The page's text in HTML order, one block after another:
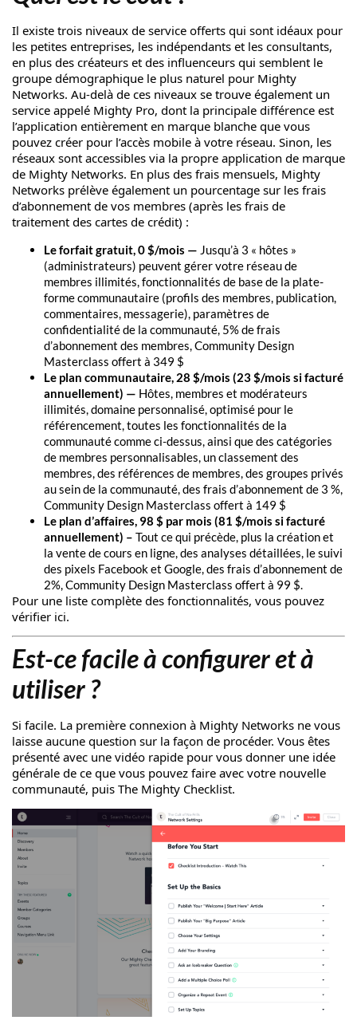
Il existe trois niveaux de service offerts qui sont idéaux pour
les petites entreprises, les indépendants et les consultants,
en plus des créateurs et des influenceurs qui semblent le
groupe démographique le plus naturel pour Mighty
Networks. Au-delà de ces niveaux se trouve également un
service appelé Mighty Pro, dont la principale différence est
l’application entièrement en marque blanche que vous
pouvez créer pour l’accès mobile à votre réseau. Sinon, les
réseaux sont accessibles via la propre application de marque
de Mighty Networks. En plus des frais mensuels, Mighty
Networks prélève également un pourcentage sur les frais
d’abonnement de vos membres (après les frais de
traitement des cartes de crédit) :
Le forfait gratuit, 0 $/mois — Jusqu’à 3 « hôtes »
(administrateurs) peuvent gérer votre réseau de
membres illimités, fonctionnalités de base de la plate-
forme communautaire (profils des membres, publication,
commentaires, messagerie), paramètres de
confidentialité de la communauté, 5% de frais
d’abonnement des membres, Community Design
Masterclass offert à 349 $
Le plan communautaire, 28 $/mois (23 $/mois si facturé
annuellement) — Hôtes, membres et modérateurs
illimités, domaine personnalisé, optimisé pour le
référencement, toutes les fonctionnalités de la
communauté comme ci-dessus, ainsi que des catégories
de membres personnalisables, un classement des
membres, des références de membres, des groupes privés
au sein de la communauté, des frais d’abonnement de 3 %,
Community Design Masterclass offert à 149 $
Le plan d’affaires, 98 $ par mois (81 $/mois si facturé
annuellement) – Tout ce qui précède, plus la création et
la vente de cours en ligne, des analyses détaillées, le suivi
des pixels Facebook et Google, des frais d’abonnement de
2%, Community Design Masterclass offert à 99 $.
Pour une liste complète des fonctionnalités, vous pouvez
vérifier ici.
Est-ce facile à configurer et à
utiliser ?
Si facile. La première connexion à Mighty Networks ne vous
laisse aucune question sur la façon de procéder. Vous êtes
présenté avec une vidéo rapide pour vous donner une idée
générale de ce que vous pouvez faire avec votre nouvelle
communauté, puis The Mighty Checklist.